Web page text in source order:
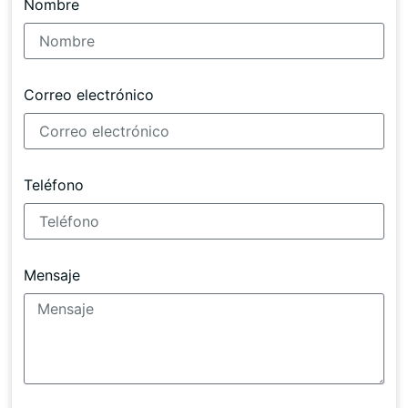
Nombre
Correo electrónico
Teléfono
Mensaje